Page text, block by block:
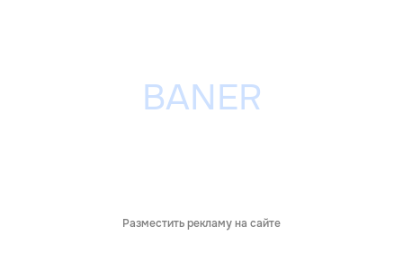
Разместить рекламу на сайте